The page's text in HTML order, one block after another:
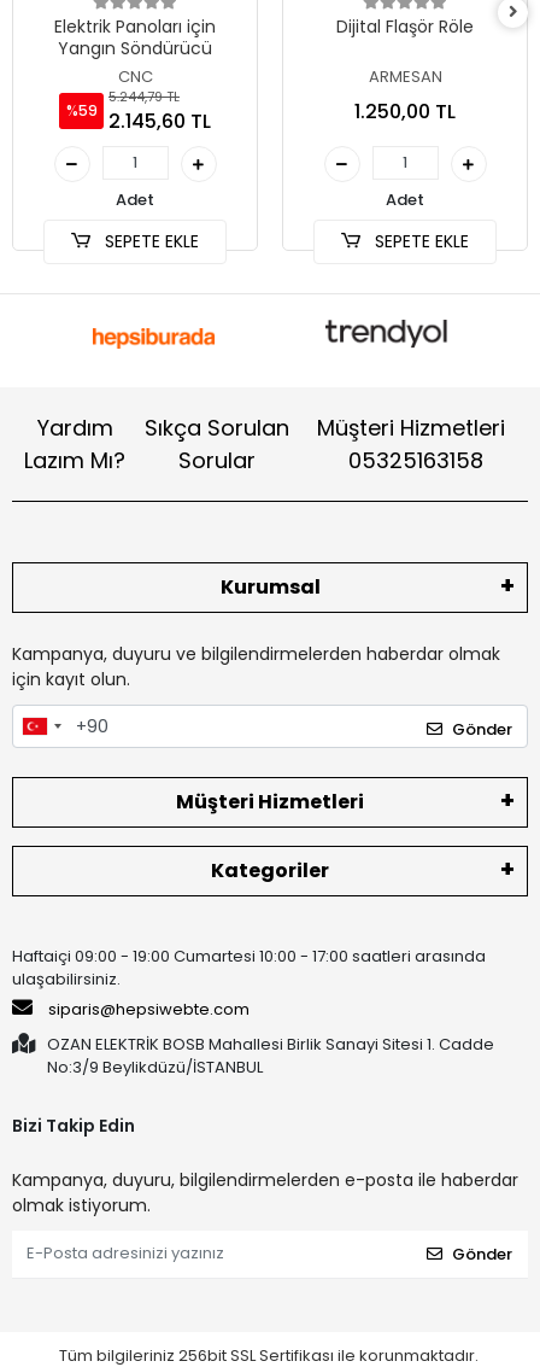
Elektrik Panoları için
Yangın Söndürücü
CNC
%59
5.244,79 TL
2.145,60 TL
Adet
SEPETE EKLE
Dijital Flaşör Röle
ARMESAN
1.250,00 TL
Adet
SEPETE EKLE
Yardım
Lazım Mı?
Sıkça Sorulan
Sorular
Müşteri Hizmetleri
05325163158
Kurumsal
Kampanya, duyuru ve bilgilendirmelerden haberdar olmak
için kayıt olun.
Gönder
Müşteri Hizmetleri
Kategoriler
Haftaiçi 09:00 - 19:00 Cumartesi 10:00 - 17:00 saatleri arasında
ulaşabilirsiniz.
siparis@hepsiwebte.com
OZAN ELEKTRİK BOSB Mahallesi Birlik Sanayi Sitesi 1. Cadde
No:3/9 Beylikdüzü/İSTANBUL
Bizi Takip Edin
Kampanya, duyuru, bilgilendirmelerden e-posta ile haberdar
olmak istiyorum.
Gönder
Tüm bilgileriniz 256bit SSL Sertifikası ile korunmaktadır.